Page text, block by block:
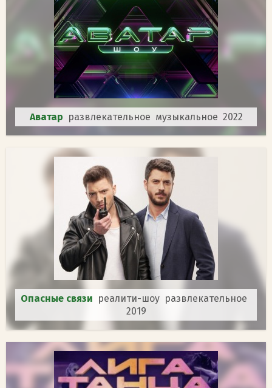
Аватар развлекательное музыкальное 2022
Опасные связи реалити-шоу развлекательное
2019